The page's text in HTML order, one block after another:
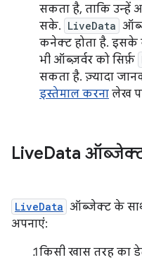
सकता है, ताकि उन्हें
सके. LiveData
कनेक्ट होता है. इसके
भी ऑब्ज़र्वर को सिर्फ़
सकता है. ज़्यादा
इस्तेमाल करना लेख
LiveData
LiveData ऑब्जेक्ट के
अपनाएं:
किसी खास तरह का